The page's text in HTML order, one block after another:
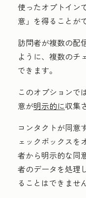
使ったオプトイン
意」を得ることが
訪問者が複数の配
ように、複数のチ
できます。
このオプションでは
意が明示的に収集
コンタクトが同意
ェックボックスを
者から明示的な同
者のデータを処理
ることはできませ